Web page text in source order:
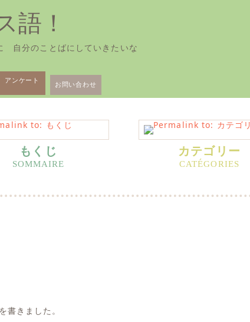
語！
自分のことばにしていきたいな
アンケート お問い合わせ
もくじ カテゴリー
書きました。